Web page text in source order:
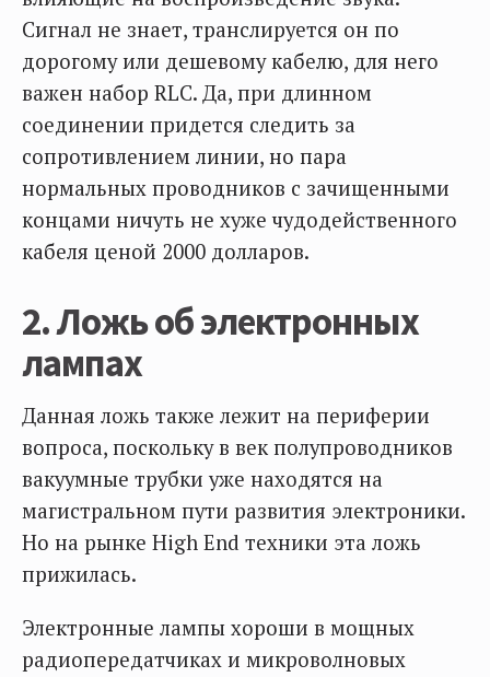
Сигнал не знает, транслируется он по
дорогому или дешевому кабелю, для него
важен набор RLC. Да, при длинном
соединении придется следить за
сопротивлением линии, но пара
нормальных проводников с зачищенными
концами ничуть не хуже чудодейственного
кабеля ценой 2000 долларов.
2. Ложь об электронных
лампах
Данная ложь также лежит на периферии
вопроса, поскольку в век полупроводников
вакуумные трубки уже находятся на
магистральном пути развития электроники.
Но на рынке High End техники эта ложь
прижилась.
Электронные лампы хороши в мощных
радиопередатчиках и микроволновых